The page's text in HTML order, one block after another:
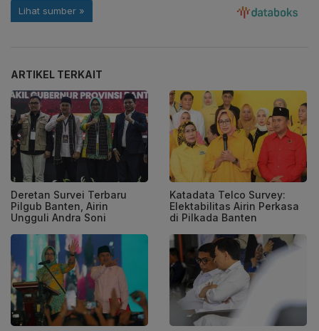
ARTIKEL TERKAIT
Deretan Survei Terbaru
Pilgub Banten, Airin
Ungguli Andra Soni
Katadata Telco Survey:
Elektabilitas Airin Perkasa
di Pilkada Banten